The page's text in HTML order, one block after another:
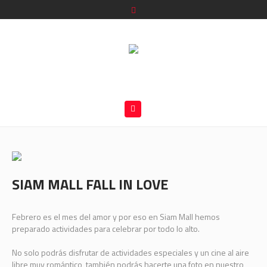
SIAM MALL FALL IN LOVE
Febrero es el mes del amor y por eso en Siam Mall hemos
preparado actividades para celebrar por todo lo alto.
No solo podrás disfrutar de actividades especiales y un cine al aire
libre muy romántico, también podrás hacerte una foto en nuestro